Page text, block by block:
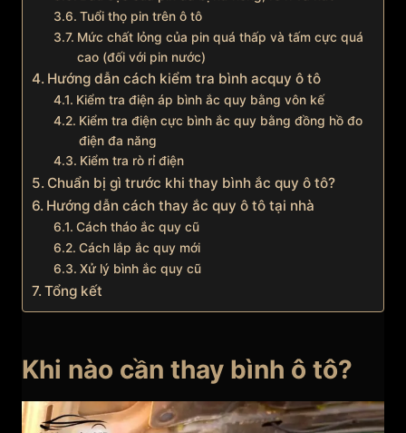
Tuổi thọ pin trên ô tô
Mức chất lỏng của pin quá thấp và tấm cực quá
cao (đối với pin nước)
Hướng dẫn cách kiểm tra bình acquy ô tô
Kiểm tra điện áp bình ắc quy bằng vôn kế
Kiểm tra điện cực bình ắc quy bằng đồng hồ đo
điện đa năng
Kiểm tra rò rỉ điện
Chuẩn bị gì trước khi thay bình ắc quy ô tô?
Hướng dẫn cách thay ắc quy ô tô tại nhà
Cách tháo ắc quy cũ
Cách lắp ắc quy mới
Xử lý bình ắc quy cũ
Tổng kết
Khi nào cần thay bình ô tô?